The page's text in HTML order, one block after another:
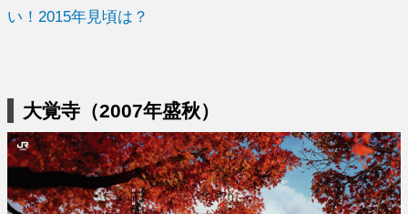
い！2015年見頃は？
大覚寺（2007年盛秋）